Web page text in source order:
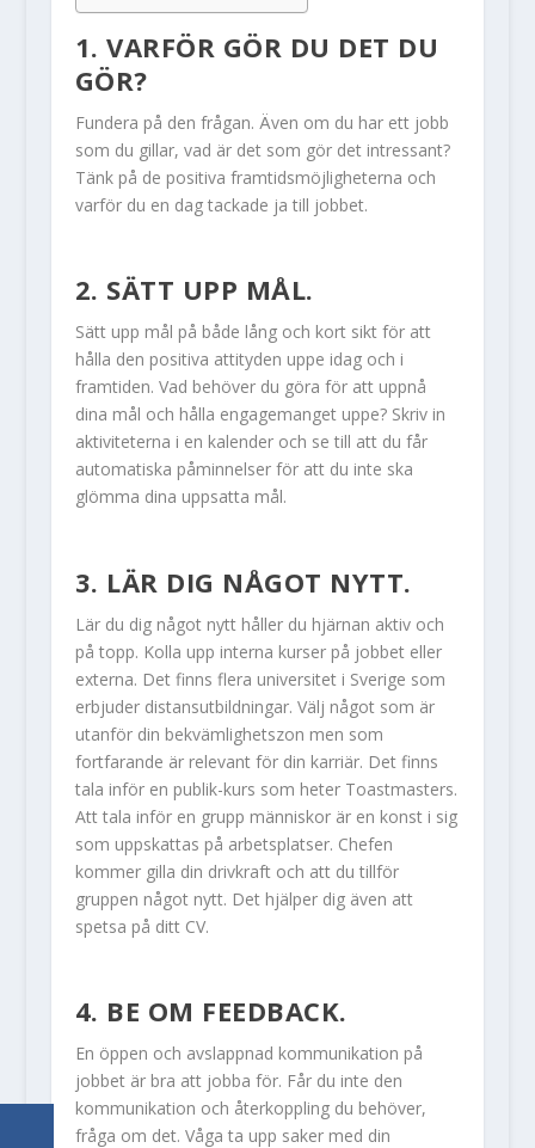
1. VARFÖR GÖR DU DET DU
GÖR?
Fundera på den frågan. Även om du har ett jobb
som du gillar, vad är det som gör det intressant?
Tänk på de positiva framtidsmöjligheterna och
varför du en dag tackade ja till jobbet.
2. SÄTT UPP MÅL.
Sätt upp mål på både lång och kort sikt för att
hålla den positiva attityden uppe idag och i
framtiden. Vad behöver du göra för att uppnå
dina mål och hålla engagemanget uppe? Skriv in
aktiviteterna i en kalender och se till att du får
automatiska påminnelser för att du inte ska
glömma dina uppsatta mål.
3. LÄR DIG NÅGOT NYTT.
Lär du dig något nytt håller du hjärnan aktiv och
på topp. Kolla upp interna kurser på jobbet eller
externa. Det finns flera universitet i Sverige som
erbjuder distansutbildningar. Välj något som är
utanför din bekvämlighetszon men som
fortfarande är relevant för din karriär. Det finns
tala inför en publik-kurs som heter Toastmasters.
Att tala inför en grupp människor är en konst i sig
som uppskattas på arbetsplatser. Chefen
kommer gilla din drivkraft och att du tillför
gruppen något nytt. Det hjälper dig även att
spetsa på ditt CV.
4. BE OM FEEDBACK.
En öppen och avslappnad kommunikation på
jobbet är bra att jobba för. Får du inte den
kommunikation och återkoppling du behöver,
fråga om det. Våga ta upp saker med din